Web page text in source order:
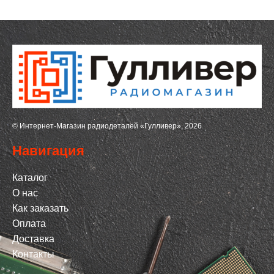
© Интернет-Магазин радиодеталей «Гулливер», 2026
Навигация
Каталог
О нас
Как заказать
Оплата
Доставка
Контакты